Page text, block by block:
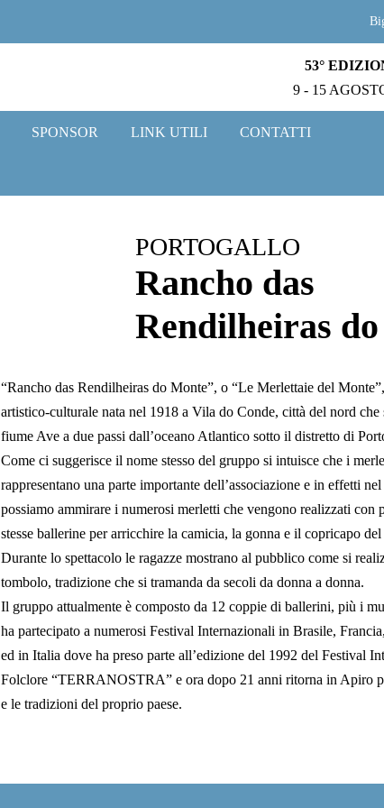
53°
9 - 15
SPONSOR LINK UTILI CONTATTI
PORTOGALLO
Rancho das
Rendilheiras
“Rancho das Rendilheiras do Monte”, o “Le Merlettaie del
artistico-culturale nata nel 1918 a Vila do Conde, città del nord che
fiume Ave a due passi dall’oceano Atlantico sotto il distretto di
Come ci suggerisce il nome stesso del gruppo si intuisce che i
rappresentano una parte importante dell’associazione e in effetti
possiamo ammirare i numerosi merletti che vengono realizzati con
stesse ballerine per arricchire la camicia, la gonna e il copricapo
Durante lo spettacolo le ragazze mostrano al pubblico come si
tombolo, tradizione che si tramanda da secoli da donna a donna.
Il gruppo attualmente è composto da 12 coppie di ballerini, più i
ha partecipato a numerosi Festival Internazionali in Brasile,
ed in Italia dove ha preso parte all’edizione del 1992 del Festival
Folclore “TERRANOSTRA” e ora dopo 21 anni ritorna in Apiro
e le tradizioni del proprio paese.